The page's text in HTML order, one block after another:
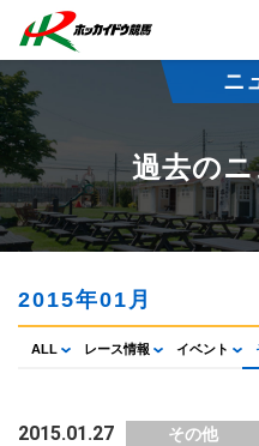
ニ
過去の
2015年01月
ALL レース情報 イベント
2015.01.27 その他